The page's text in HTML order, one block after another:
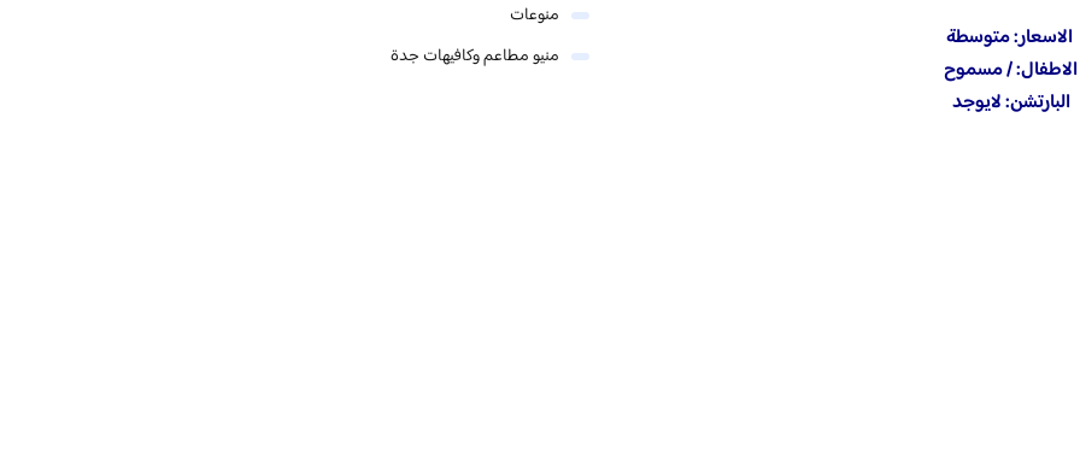
الاسعار: متوسطة
الاطفال: / مسموح
البارتشن: لايوجد
منوعات
منيو مطاعم وكافيهات جدة